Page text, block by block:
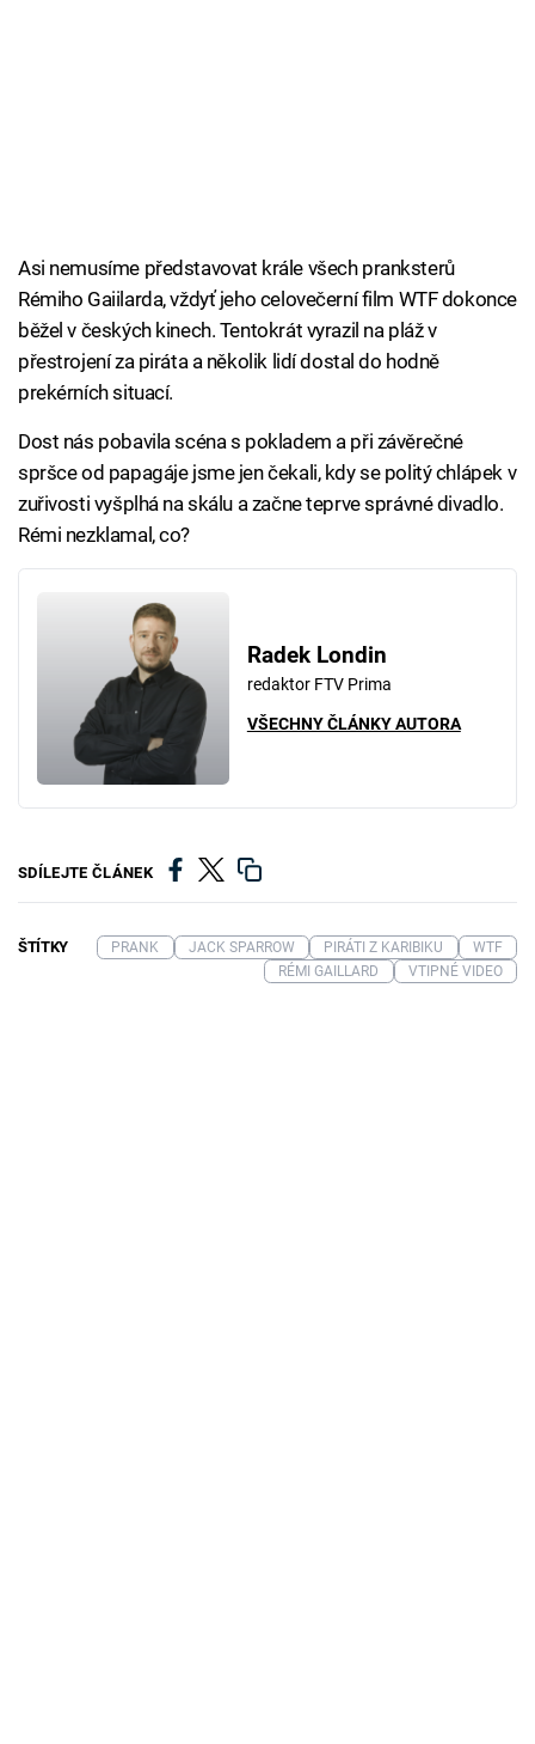
Asi nemusíme představovat krále všech pranksterů
Rémiho Gaiilarda, vždyť jeho celovečerní film WTF dokonce
běžel v českých kinech. Tentokrát vyrazil na pláž v
přestrojení za piráta a několik lidí dostal do hodně
prekérních situací.
Dost nás pobavila scéna s pokladem a při závěrečné
spršce od papagáje jsme jen čekali, kdy se politý chlápek v
zuřivosti vyšplhá na skálu a začne teprve správné divadlo.
Rémi nezklamal, co?
Radek Londin
redaktor FTV Prima
VŠECHNY ČLÁNKY AUTORA
SDÍLEJTE ČLÁNEK
ŠTÍTKY PRANK JACK SPARROW PIRÁTI Z KARIBIKU
WTF
RÉMI GAILLARD
VTIPNÉ VIDEO